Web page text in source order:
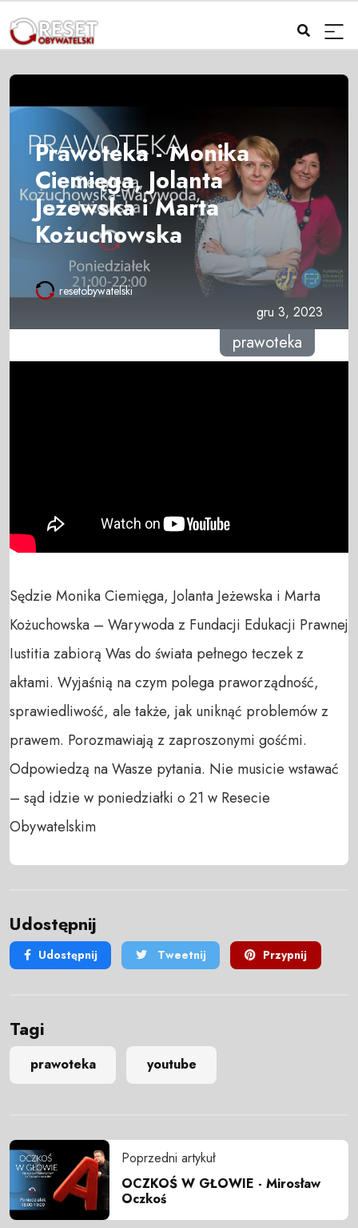
Prawoteka - Monika
Ciemięga, Jolanta
Jeżewska i Marta
Kożuchowska
resetobywatelski
gru 3, 2023
prawoteka
Sędzie Monika Ciemięga, Jolanta Jeżewska i Marta
Kożuchowska – Warywoda z Fundacji Edukacji Prawnej
Iustitia zabiorą Was do świata pełnego teczek z
aktami. Wyjaśnią na czym polega praworządność,
sprawiedliwość, ale także, jak uniknąć problemów z
prawem. Porozmawiają z zaproszonymi gośćmi.
Odpowiedzą na Wasze pytania. Nie musicie wstawać
– sąd idzie w poniedziałki o 21 w Resecie
Obywatelskim
Udostępnij
Udostępnij Tweetnij Przypnij
Tagi
prawoteka youtube
Poprzedni artykuł
OCZKOŚ W GŁOWIE - Mirosław
Oczkoś